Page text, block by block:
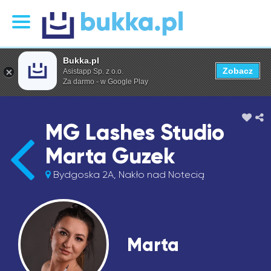
MG Lashes Studio
Marta Guzek
Bydgoska 2A, Nakło nad Notecią
Marta
Bukka.pl
Asistapp Sp. z o.o.
Za darmo - w Google Play
Zobacz